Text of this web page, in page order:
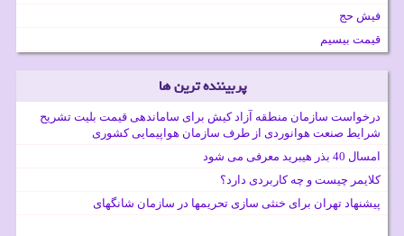
فیش حج
قیمت بیسیم
پربیننده ترین ها
درخواست سازمان منطقه آزاد کیش برای ساماندهی قیمت بلیت تشریح
شرایط صنعت هوانوردی از طرف سازمان هواپیمایی کشوری
امسال 40 بذر هیبرید معرفی می شود
کلایمر چیست و چه کاربردی دارد؟
پیشنهاد تهران برای خنثی سازی تحریمها در سازمان شانگهای